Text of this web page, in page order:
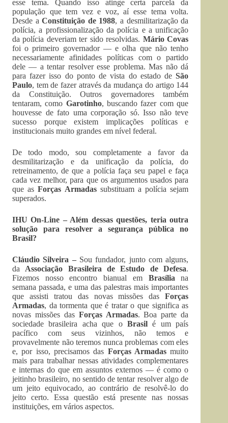
esse tema. Quando isso atinge certa parcela da
população que tem vez e voz, aí esse tema volta.
Desde aConstituição de 1988, a desmilitarização da
polícia, a profissionalização da polícia e a unificação
da polícia deveriam ter sido resolvidas. Mário Covas
foi o primeiro governador — e olha que não tenho
necessariamente afinidades políticas com o partido
dele — a tentar resolver esse problema. Mas não dá
para fazer isso do ponto de vista do estado deSão
Paulo, tem de fazer através da mudança do artigo 144
da Constituição. Outros governadores também
tentaram, como Garotinho, buscando fazer com que
houvesse de fato uma corporação só. Isso não teve
sucesso porque existem implicações políticas e
institucionais muito grandes em nível federal.
De todo modo, sou completamente a favor da
desmilitarização e da unificação da polícia, do
retreinamento, de que a polícia faça seu papel e faça
cada vez melhor, para que os argumentos usados para
que asForças Armadassubstituam a polícia sejam
superados.
IHU On-Line – Além dessas questões, teria outra
solução para resolver a segurança pública no
Brasil?
Cláudio Silveira –Sou fundador, junto com alguns,
da Associação Brasileira de Estudo de Defesa.
Fizemos nosso encontro bianual em Brasília na
semana passada, e uma das palestras mais importantes
que assisti tratou das novas missões dasForças
Armadas, da tormenta que é tratar o que significa as
novas missões das Forças Armadas. Boa parte da
sociedade brasileira acha que oBrasil é um país
pacífico com seus vizinhos, não temos e
provavelmente não teremos nunca problemas com eles
e, por isso, precisamos das Forças Armadasmuito
mais para trabalhar nessas atividades complementares
e internas do que em assuntos externos — é como o
jeitinho brasileiro, no sentido de tentar resolver algo de
um jeito equivocado, ao contrário de resolvê-lo do
jeito certo. Essa questão está presente nas nossas
instituições, em vários aspectos.